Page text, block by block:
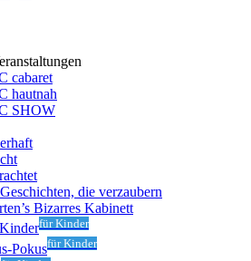
cabaret
hautnah
SHOW
die verzaubern
Bizarres Kabinett
für Kinder
Pokusfür Kinder